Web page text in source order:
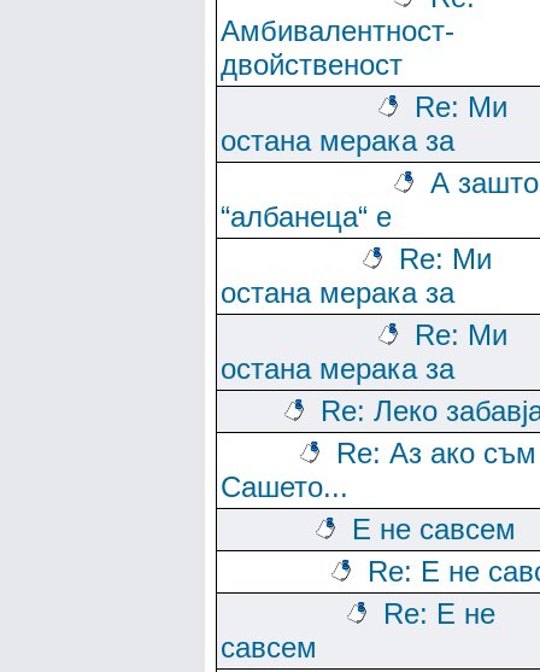
Амбивалентност-
двойственост
Re: Ми
остана мерака за
А зашто
“албанеца“ е
Re: Ми
остана мерака за
Re: Ми
остана мерака за
Re: Леко
Re: Аз ако
Сашето...
Е не савсем
Re: Е не
Re: Е не
савсем